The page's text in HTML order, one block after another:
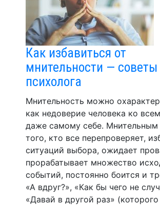
Как избавиться от
мнительности — советы
психолога
Мнительность можно
как недоверие человека ко
даже самому себе. Мнительным
того, кто все перепроверяет,
ситуаций выбора, ожидает
прорабатывает множество
событий, постоянно боится и
«А вдруг?», «Как бы чего не
«Давай в другой раз» (которого